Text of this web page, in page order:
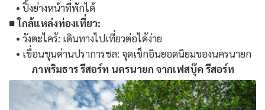
• ปิ้งย่างหน้าที่พักได้
■ ใกล้แหล่งท่องเที่ยว:
• วังตะไคร้: เดินทางไปเที่ยวต่อได้ง่าย
• เขื่อนขุนด่านปราการชล: จุดเช็กอินยอดนิยมของนครนายก
ภาพริมธาร รีสอร์ท นครนายก จากเฟสบุ๊ค รีสอร์ท